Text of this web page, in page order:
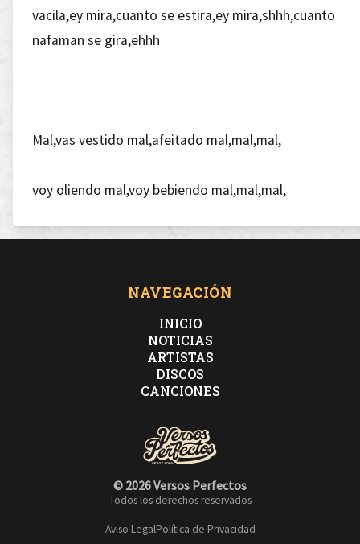
vacila,ey mira,cuanto se estira,ey mira,shhh,cuanto
nafaman se gira,ehhh
Mal,vas vestido mal,afeitado mal,mal,mal,
voy oliendo mal,voy bebiendo mal,mal,mal,
voy puliendo mal,voy viviendo mal,mal,
bien,no lo entiendo,xq me ira tan bien??
Coño.Sabado noche me llevan en coche,fluye la viruta,
noche de derroche,madrid,zona bruta si salgo
me espera dispuesta igual que una puta.
NAVEGACIÓN
INICIO
NOTICIAS
ARTISTAS
DISCOS
CANCIONES
© 2026 Versos Perfectos
Todos los derechos reservados
Aviso LegalPolítica de Privacidad